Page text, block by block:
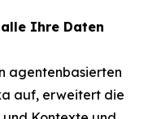
Ihre Daten
agentenbasierten
auf, erweitert die